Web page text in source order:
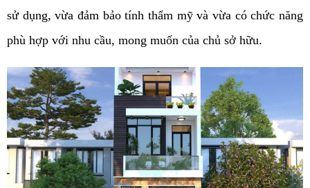
sử dụng, vừa đảm bảo tính thẩm mỹ và vừa có chức năng
phù hợp với nhu cầu, mong muốn của chủ sở hữu.